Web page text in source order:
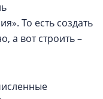
То есть создать
а вот строить –